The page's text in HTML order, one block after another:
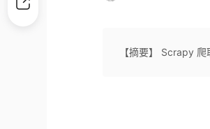
【摘要】 Scrapy